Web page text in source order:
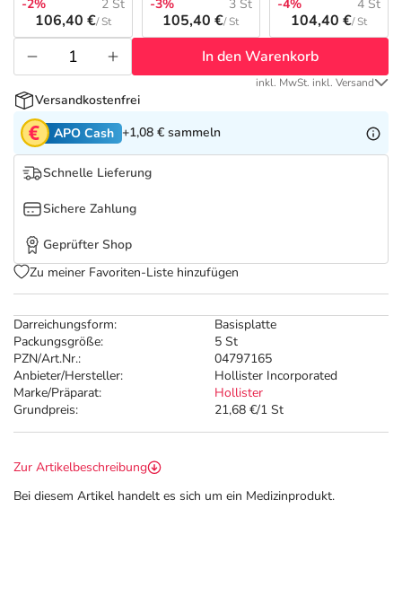
Tierapotheke
Vitamine & Mineralstoffe
Marken
Salus Deals
Darreichungsform:
Basisplatte
Packungsgröße:
5 St
PZN/Art.Nr.:
04797165
Anbieter/Hersteller:
Hollister Incorporated
Marke/Präparat:
Hollister
Grundpreis:
21,68 €/1 St
-2%
2 St
106,40 €/ St
-3% 3 St
105,40 €/ St
-4% 4 St
104,40 €/ St
In den Warenkorb
inkl. MwSt. inkl. Versand
Versandkostenfrei
APO Cash +1,08 € sammeln
Schnelle Lieferung
Sichere Zahlung
Geprüfter Shop
Zu meiner Favoriten-Liste hinzufügen
Zur Artikelbeschreibung
Bei diesem Artikel handelt es sich um ein Medizinprodukt.